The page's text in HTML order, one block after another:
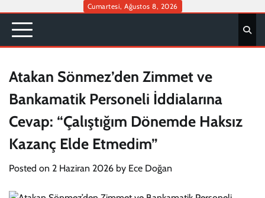
content
Cumartesi, Ağustos 8, 2026
Atakan Sönmez’den Zimmet ve
Bankamatik Personeli İddialarına
Cevap: “Çalıştığım Dönemde Haksız
Kazanç Elde Etmedim”
Posted on 2 Haziran 2026 by Ece Doğan